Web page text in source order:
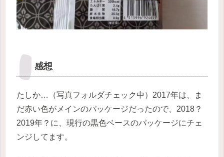
感想
たしか…（写真フォルダチェック中）2017年は、ま
だ赤い色がメインのパッケージだったので、2018？
2019年？に、現行の黒色ベースのパッケージにチェ
ンジしてます。